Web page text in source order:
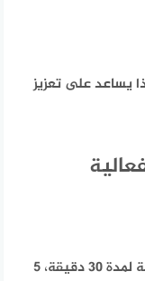
يساعد على تعزيز
“سأمارس الرياضة لمدة 30 دقيقة، 5